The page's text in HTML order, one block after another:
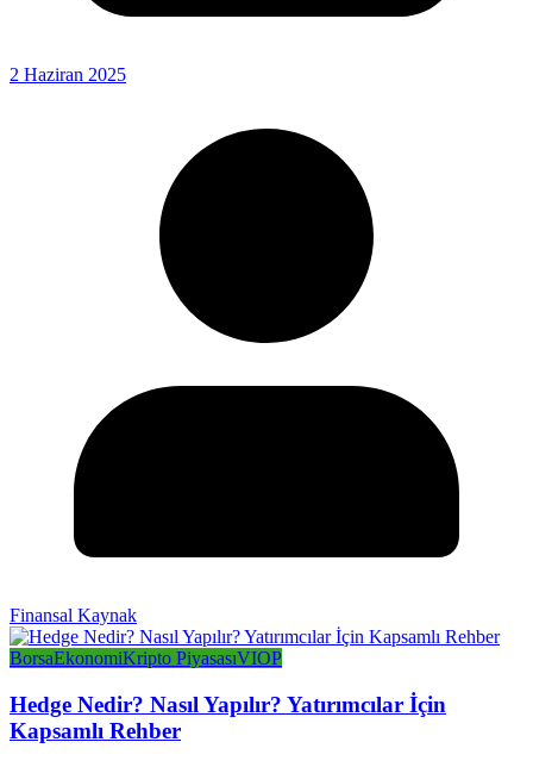
2 Haziran 2025
Finansal Kaynak
BorsaEkonomiKripto PiyasasıVIOP
Hedge Nedir? Nasıl Yapılır? Yatırımcılar İçin
Kapsamlı Rehber